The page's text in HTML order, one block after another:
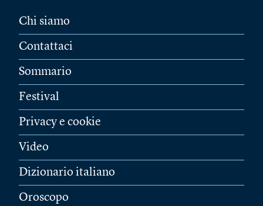
Chi siamo
Contattaci
Sommario
Festival
Privacy e cookie
Video
Dizionario italiano
Oroscopo